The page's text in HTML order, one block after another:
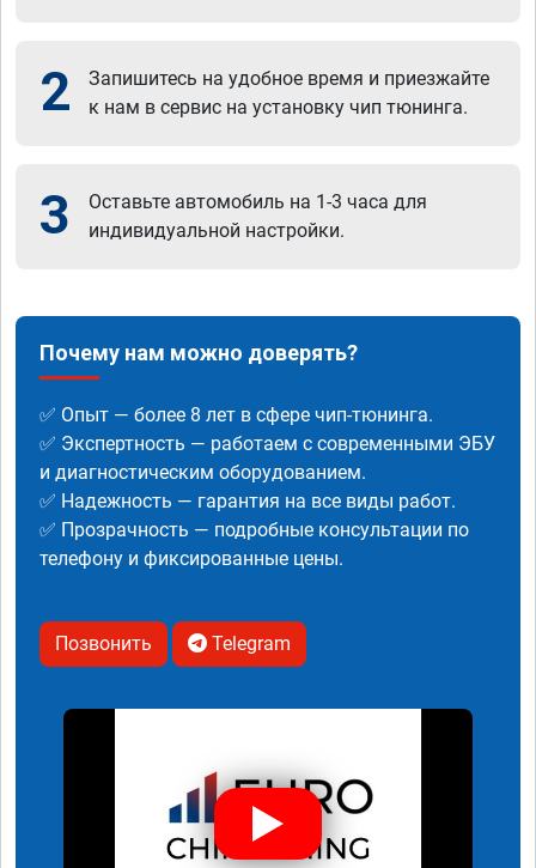
2
Запишитесь на удобное время и приезжайте
к нам в сервис на установку чип тюнинга.
3
Оставьте автомобиль на 1-3 часа для
индивидуальной настройки.
Почему нам можно доверять?
✅ Опыт — более 8 лет в сфере чип-тюнинга.
✅ Экспертность — работаем с современными ЭБУ
и диагностическим оборудованием.
✅ Надежность — гарантия на все виды работ.
✅ Прозрачность — подробные консультации по
телефону и фиксированные цены.
Позвонить Telegram